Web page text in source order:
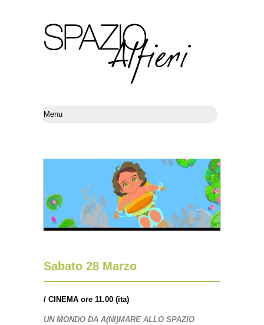
Sabato 28 Marzo
/ CINEMA ore 11.00 (ita)
UN MONDO DA A(NI)MARE ALLO SPAZIO